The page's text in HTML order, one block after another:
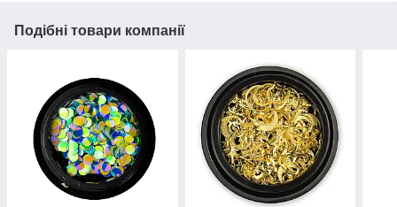
Подібні товари компанії